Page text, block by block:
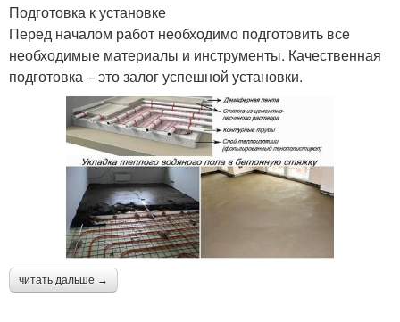
Подготовка к установке
Перед началом работ необходимо подготовить все
необходимые материалы и инструменты. Качественная
подготовка – это залог успешной установки.
читать дальше →